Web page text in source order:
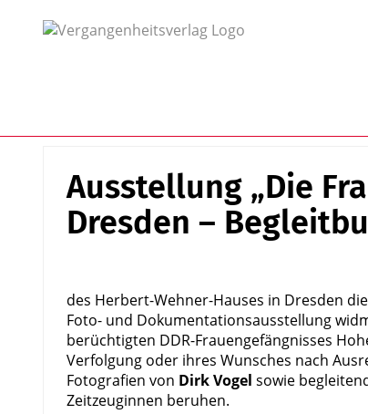
Ausstellung „Die
Dresden –
des Herbert-Wehner-Hauses in Dresden
Foto- und Dokumentationsausstellung
berüchtigten DDR-Frauengefängnisses
Verfolgung oder ihres Wunsches nach
Fotografien von Dirk Vogel sowie
Zeitzeuginnen beruhen.